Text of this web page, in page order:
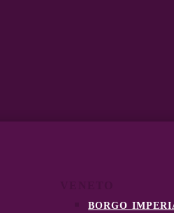
borgo